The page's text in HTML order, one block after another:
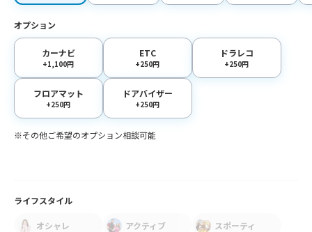
オプション
カーナビ
+1,100円
ETC
+250円
ドラレコ
+250円
フロアマット
+250円
ドアバイザー
+250円
※その他ご希望のオプション相談可能
ライフスタイル
オシャレ アクティブ
スポーティ